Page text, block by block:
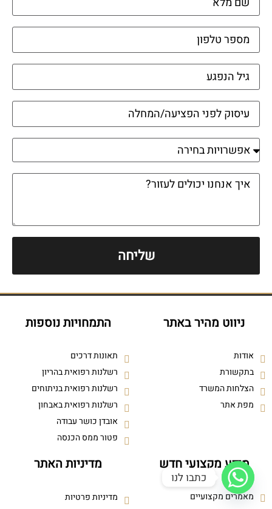
שליחה
ניווט מהיר באתר
אודות
בתקשורת
הצלחות המשרד
מפת אתר
התמחויות נוספות
תאונות דרכים
רשלנות רפואית בהריון
רשלנות רפואית בניתוחים
רשלנות רפואית באבחון
אובדן כושר עבודה
פטור ממס הכנסה
מידע מקצועי חדש
מאמרים מקצועיים
מדיניות האתר
מדיניות פרטיות
כתבו לנו